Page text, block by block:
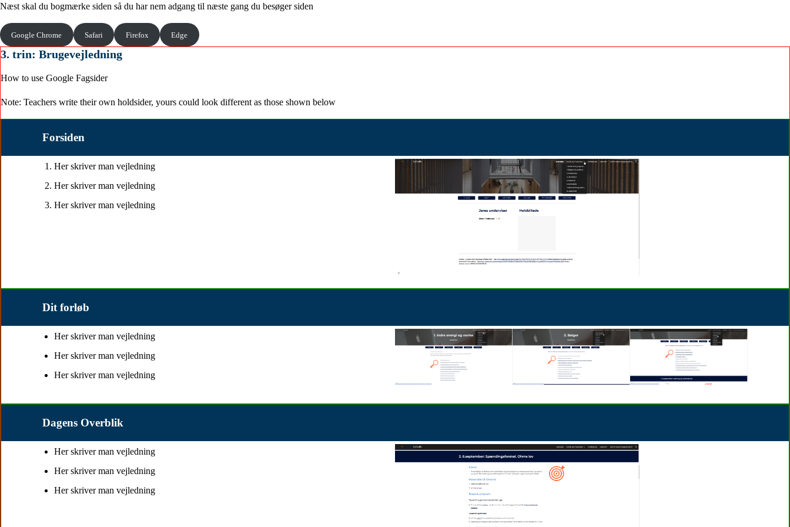
Næst skal du bogmærke siden så du har nem adgang til næste gang du besøger siden
Google Chrome Safari Firefox Edge
3. trin: Brugevejledning
How to use Google Fagsider
Note: Teachers write their own holdsider, yours could look different as those shown below
Forsiden
Her skriver man vejledning
Her skriver man vejledning
Her skriver man vejledning
Dit forløb
Her skriver man vejledning
Her skriver man vejledning
Her skriver man vejledning
Dagens Overblik
Her skriver man vejledning
Her skriver man vejledning
Her skriver man vejledning